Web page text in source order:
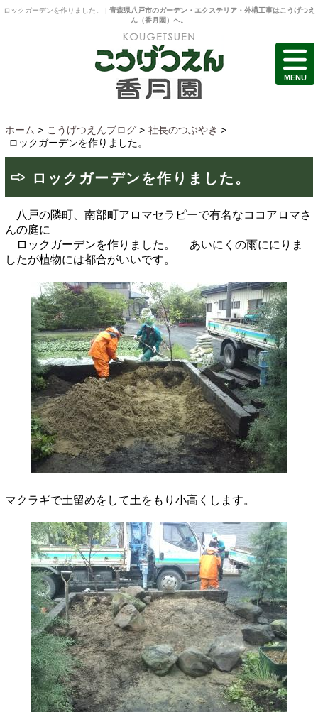
ロックガーデンを作りました。 | 青森県八戸市のガーデン・エクステリア・外構工事はこうげつえ
ん（香月園）へ。
ホーム > こうげつえんブログ > 社長のつぶやき >
ロックガーデンを作りました。
ロックガーデンを作りました。
八戸の隣町、南部町アロマセラピーで有名なココアロマさ
んの庭に
ロックガーデンを作りました。
あいにくの雨ににりま
したが植物には都合がいいです。
マクラギで土留めをして土をもり小高くします。
MENU